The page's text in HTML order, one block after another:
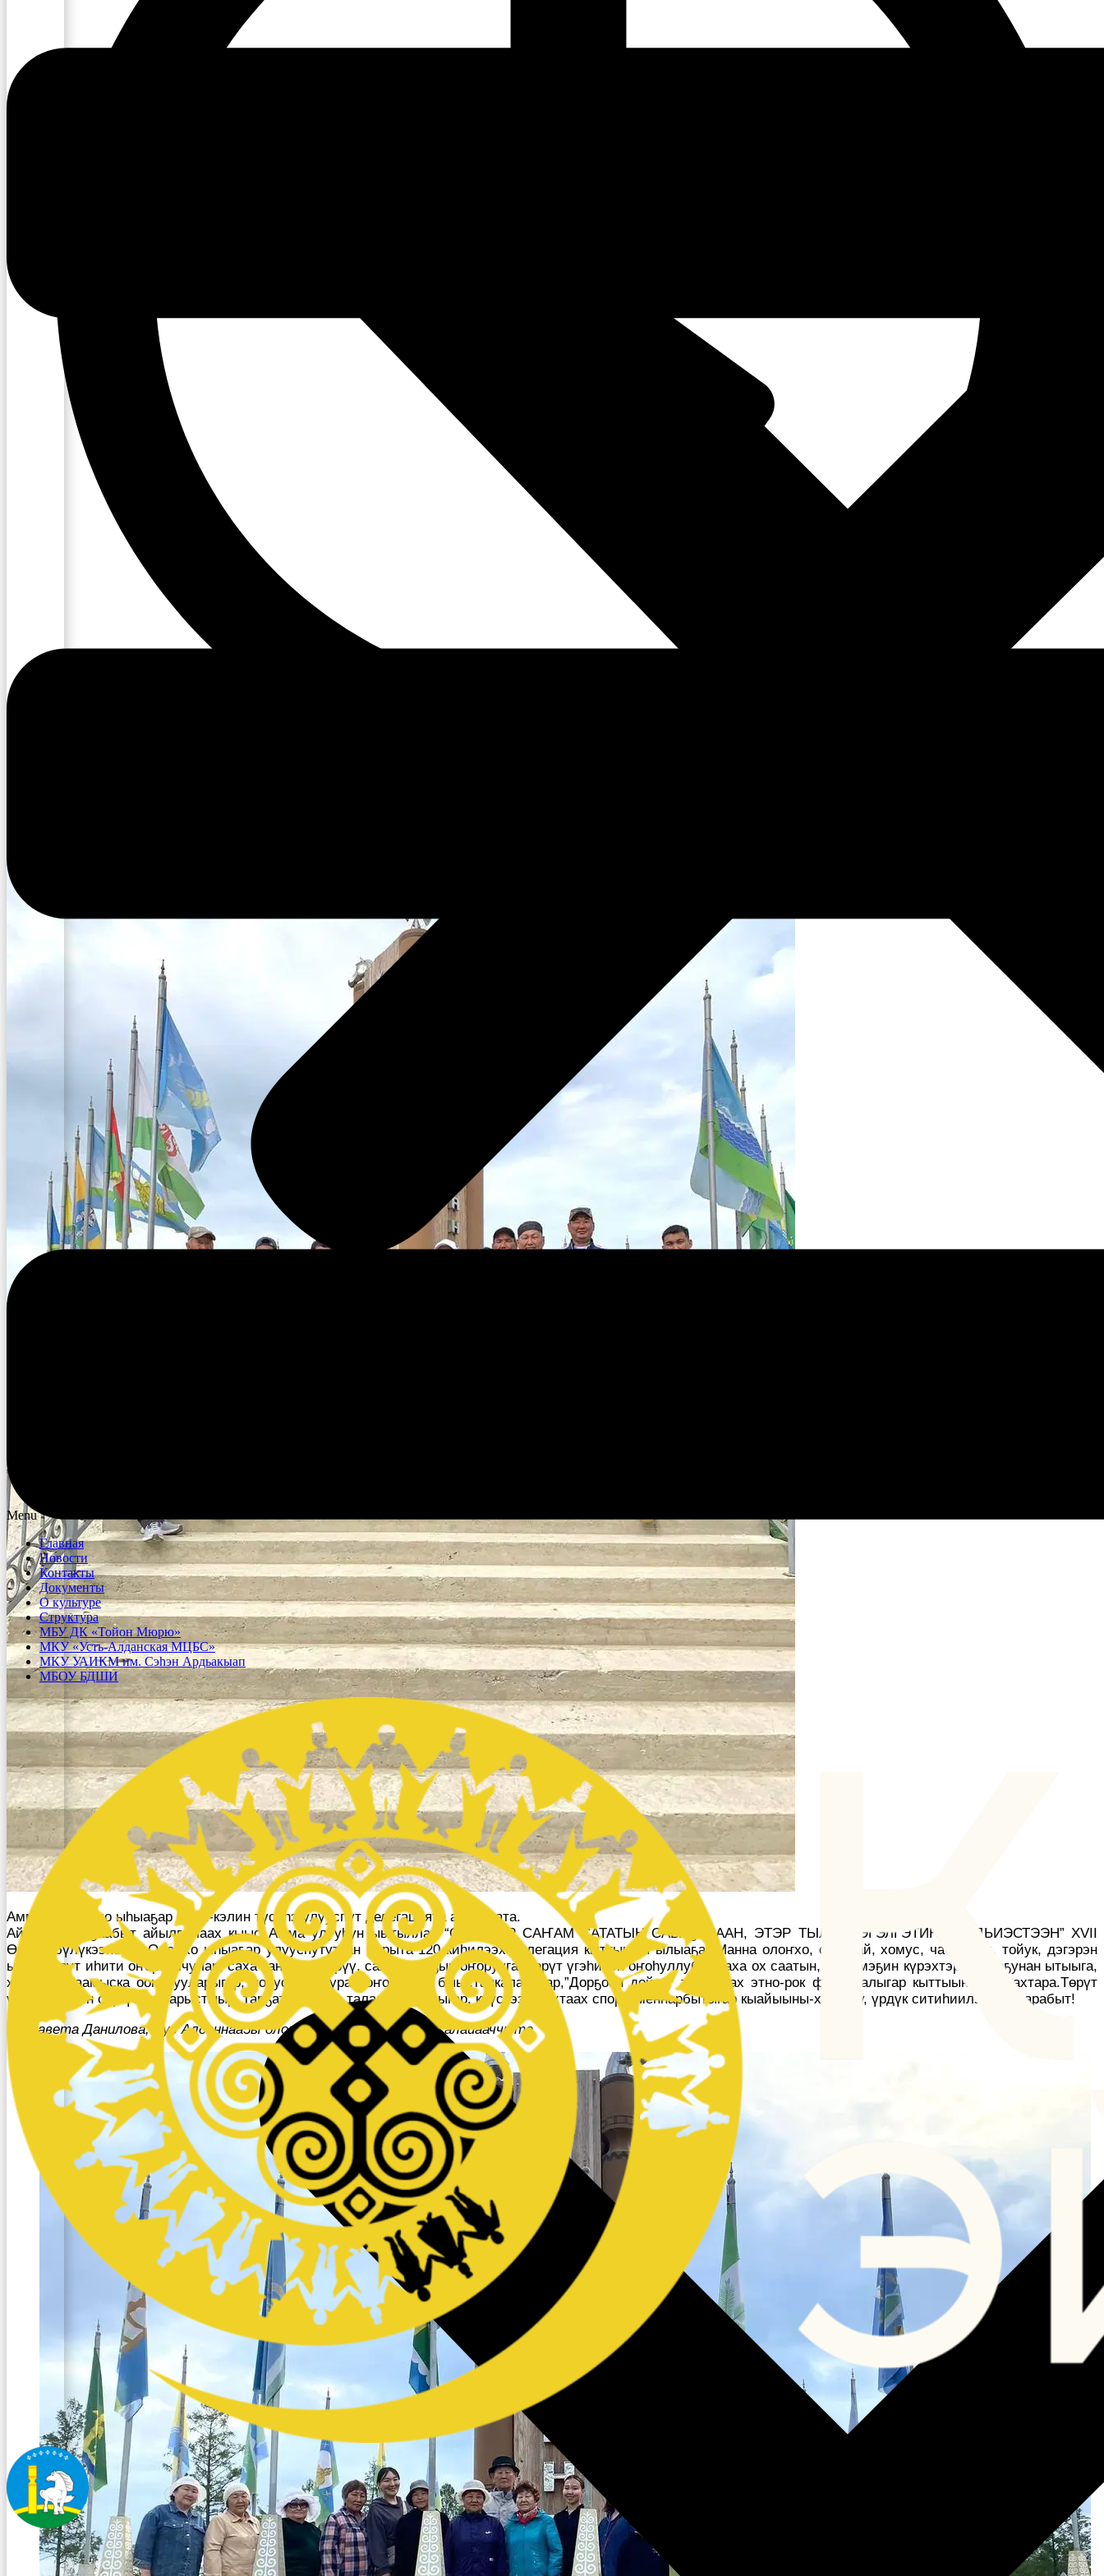
Menu
Главная
Новости
Контакты
Документы
О культуре
Структура
МБУ ДК «Тойон Мюрю»
МКУ «Усть-Алданская МЦБС»
МКУ УАИКМ им. Сэһэн Ардьакыап
МБОУ БДШИ
Аммаҕа Олоҥхо ыһыаҕар илин-кэлин түсүһэ улууспут делегацията айаннаата.
Айыыһыт алҕаабыт айылҕалаах кыыс Амма улууһун ыытыллар “САҤАРАР САҤАМ САТАТЫН САБАҔАЛААН, ЭТЭР ТЫЛЫМ ЭГЭЛГЭТИН ЭРИДЬИЭСТЭЭН” XVII
Өрөспүбүлүкээнскэй Олоҥхо ыһыаҕар улууспутуттан барыта 120 киһилээх делегация кыттыыны ылыаҕа. Манна олоҥхо, оһуохай, хомус, чабырҕах, тойук, дэгэрэн
ырыа төрүт иһити оҥорооччулар, саха таҥаһын көрүү, саха быһаҕын оҥорууга, төрүт үгэһинэн оҥоһуллубут саха ох саатын, ат симэҕин күрэхтэригэр, оҕунан ытыыга,
хабылык,хаамыска оонньууларыгар, норуот уус-уран оҥоһуктар быыстапкаларыгар,”Дорҕоон дойду” тыыннаах этно-рок фестивалыгар кыттыыны ылыахтара.Төрүт
үгэстэрбитин сөргүтэр, харыстыыр, тарҕатар талба талааннарбытыгар, күүстээх-уохтаах спортсменнарбытыгар кыайыыны-хотууну, үрдүк ситиһиилэри баҕарабыт!
Елизавета Данилова, Уус Алданнаа5ы олоҥхо дьиэтин уус-уран салайааччыта